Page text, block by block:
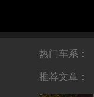
热门车系：
推荐文章：